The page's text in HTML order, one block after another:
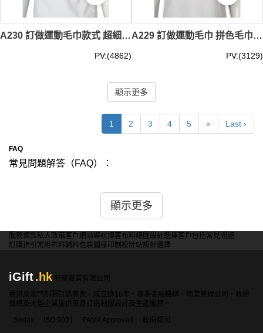
A230 訂做運動毛巾款式 超細纖維毛巾 數碼印 班巾 學校紀念毛巾 30*100cm 基法小學 毛巾供應商 奈 米 毛巾 三 層 紗布 毛巾
PV:(4862)
A229 訂做運動毛巾 拼色毛巾 71*35.5cm 熱昇華 超細纖維毛巾 毛巾供應商 寵物用 動物 洗澡 沖涼用 奈 米 毛巾 三 層 紗布 毛巾
PV:(3129)
顯示更多
1 2 3 4 5 » Last ›
FAQ
常見問題解答（FAQ）：
答： 我們的毛巾訂製服務包括專業設計、面料選擇、刺繡
或印刷圖案定制以及成品製作。我們致力於提供高品質、柔
品等。
答： 我們提供多種材質的毛巾，包括純棉、竹纖維、微纖
維等。款式方面，我們有多種選擇，包括面巾、浴巾、沙灘
巾、手巾等。您可以根據自己的需求和用途選擇適合的材質
和款式。
顯示更多
服務條款私人政策客戶 網站導航博客布料總匯設計選擇客戶包括常見問題
訂購指引 常用布料輔料包裝 圖樣印制 設計站設計選擇
iGift.hk
軒龍實業有限公司
香港及澳門制服訂造專家，成立逾18年，專為金融機構、物業管理公司、政府
機構及大型企業提供度身訂造制服設計及生產服務。
Sedex
ISO 9001 FAMA Approved 政府認可